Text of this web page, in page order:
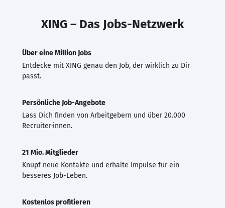
XING – Das Jobs-Netzwerk
Über eine Million Jobs
Entdecke mit XING genau den Job, der wirklich zu Dir
passt.
Persönliche Job-Angebote
Lass Dich finden von Arbeitgebern und über 20.000
Recruiter·innen.
21 Mio. Mitglieder
Knüpf neue Kontakte und erhalte Impulse für ein
besseres Job-Leben.
Kostenlos profitieren